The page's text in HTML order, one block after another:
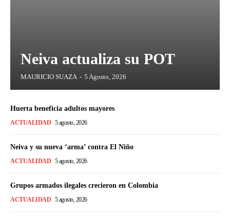
Neiva actualiza su POT
MAURICIO SUAZA - 5 Agosto, 2026
Huerta beneficia adultos mayores
ACTUALIDAD 5 agosto, 2026
Neiva y su nueva ‘arma’ contra El Niño
ACTUALIDAD 5 agosto, 2026
Grupos armados ilegales crecieron en Colombia
ACTUALIDAD 5 agosto, 2026